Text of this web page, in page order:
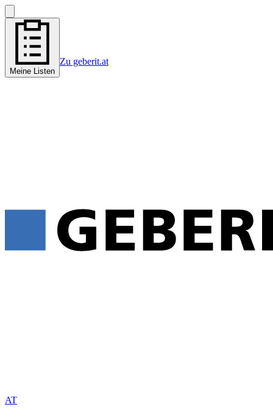
Meine Listen
Zu geberit.at
AT